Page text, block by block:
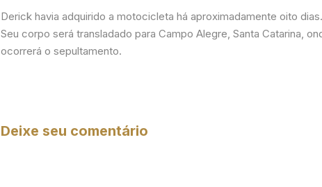
Derick havia adquirido a motocicleta há aproximadamente oito
Seu corpo será transladado para Campo Alegre, Santa Catarina,
ocorrerá o sepultamento.
Deixe seu comentário